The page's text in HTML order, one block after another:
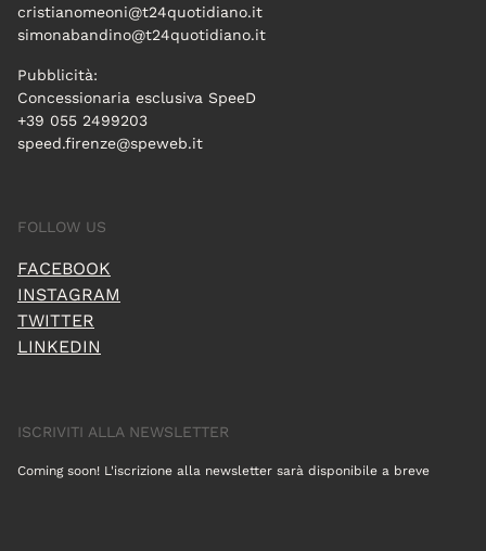
cristianomeoni@t24quotidiano.it
simonabandino@t24quotidiano.it
Pubblicità:
Concessionaria esclusiva SpeeD
+39 055 2499203
speed.firenze@speweb.it
FOLLOW US
FACEBOOK
INSTAGRAM
TWITTER
LINKEDIN
ISCRIVITI ALLA NEWSLETTER
Coming soon! L'iscrizione alla newsletter sarà disponibile a breve